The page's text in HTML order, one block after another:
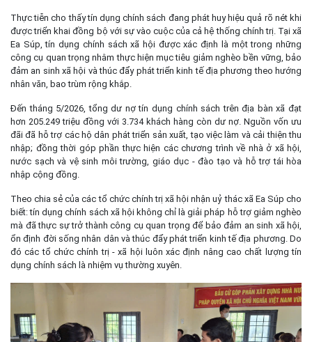
Thực tiễn cho thấy tín dụng chính sách đang phát huy hiệu quả rõ nét khi
được triển khai đồng bộ với sự vào cuộc của cả hệ thống chính trị. Tại xã
Ea Súp, tín dụng chính sách xã hội được xác định là một trong những
công cụ quan trọng nhằm thực hiện mục tiêu giảm nghèo bền vững, bảo
đảm an sinh xã hội và thúc đẩy phát triển kinh tế địa phương theo hướng
nhân văn, bao trùm rộng khắp.
Đến tháng 5/2026, tổng dư nợ tín dụng chính sách trên địa bàn xã đạt
hơn 205.249 triệu đồng với 3.734 khách hàng còn dư nợ. Nguồn vốn ưu
đãi đã hỗ trợ các hộ dân phát triển sản xuất, tạo việc làm và cải thiện thu
nhập; đồng thời góp phần thực hiện các chương trình về nhà ở xã hội,
nước sạch và vệ sinh môi trường, giáo dục - đào tạo và hỗ trợ tái hòa
nhập cộng đồng.
Theo chia sẻ của các tổ chức chính trị xã hội nhận uỷ thác xã Ea Súp cho
biết: tín dụng chính sách xã hội không chỉ là giải pháp hỗ trợ giảm nghèo
mà đã thực sự trở thành công cụ quan trọng để bảo đảm an sinh xã hội,
ổn định đời sống nhân dân và thúc đẩy phát triển kinh tế địa phương. Do
đó các tổ chức chính trị - xã hội luôn xác định nâng cao chất lượng tín
dụng chính sách là nhiệm vụ thường xuyên.